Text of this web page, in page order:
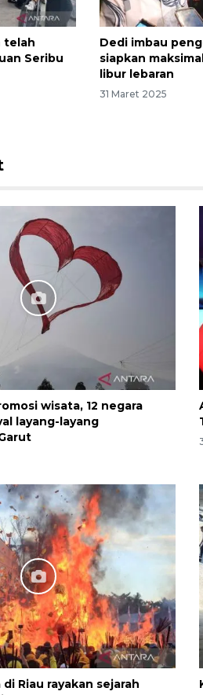
telah
Seribu
Dedi imbau
siapkan
libur lebaran
31 Maret 2025
wisata, 12 negara
layang-layang
Riau rayakan sejarah